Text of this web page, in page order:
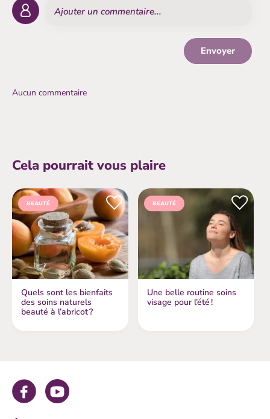
Envoyer
Aucun commentaire
Cela pourrait vous plaire
$Ajouter aux favoris
BEAUTÉ
Quels sont les bienfaits
des soins naturels
beauté à l’abricot ?
BEAUTÉ
Une belle routine soins
visage pour l’été !